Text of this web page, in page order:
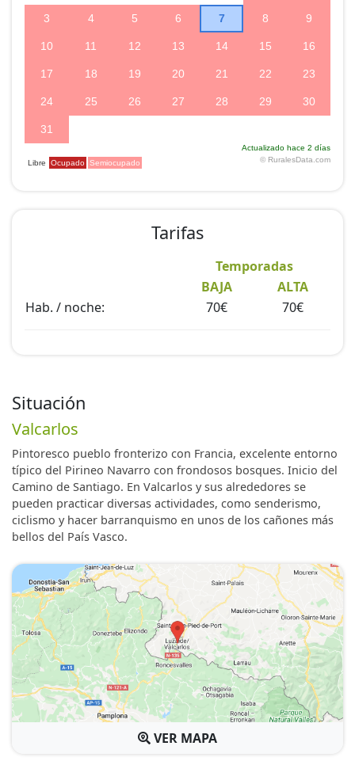
Situación
Valcarlos
Pintoresco pueblo fronterizo con Francia, excelente entorno
típico del Pirineo Navarro con frondosos bosques. Inicio del
Camino de Santiago. En Valcarlos y sus alrededores se
pueden practicar diversas actividades, como senderismo,
ciclismo y hacer barranquismo en unos de los cañones más
bellos del País Vasco.
VER MAPA
Tarifas
Temporadas
BAJA
ALTA
Hab. / noche:
70€ 70€